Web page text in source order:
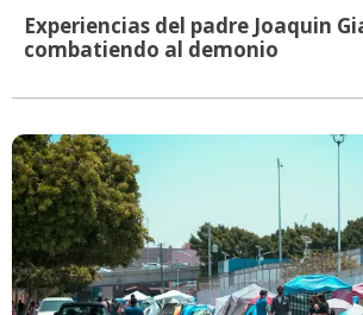
Experiencias del padre Joaquin
combatiendo al demonio